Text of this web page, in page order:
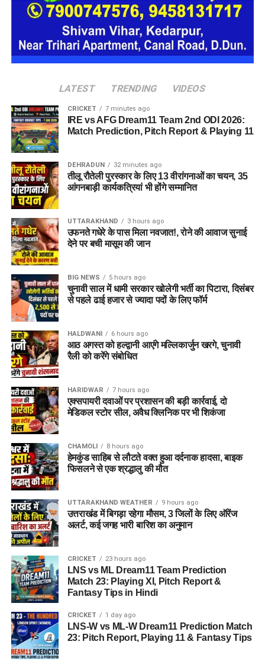
उत्कर्ष स्मॉल फाइनेंस बैंक (Utkarsh Small Finance Bank)
सीएएमपी-108 (CAMP-108)
एनआईटीटी लिमिटेड (NIIT Limited)
मोचिको (Mochiko Shoes)
टीआई मेडिकोज (TI Medicos)
आईजोन (iZone)
Dehradun Rojgar Mela 2026 :
आवेदन और पंजीकरण प्रक्रिया (How
to Register)
भाग लेने के लिए अभ्यर्थियों का पंजीकरण04 अगस्त, 2026से शुरू हो
चुका है। इच्छुक अभ्यर्थी साक्षात्कार में शामिल होने से पहले किसी भी कार्य
दिवस में कार्यालय पहुंचकर अपना पंजीकरण करा सकते हैं।
आवश्यक दस्तावेज (Documents
Required):
बायोडाटा / रिज़्यूमे (Resume)(2-3 प्रतियां)
मूल शैक्षिक प्रमाण पत्रएवं उनकी छायाप्रतियां
(Photocopies)
सेवायोजन कार्यालय का पंजीयन कार्ड
पासपोर्ट साइज फोटो
वैध पहचान पत्र
विभाग ने जिले के सभी योग्य एवं इच्छुक युवाओं से अपील की है कि वे समय
पर अपना पंजीकरण कराकर इस रोजगार अवसर का लाभ उठाएं।
LATEST TRENDING VIDEOS
CRICKET 7 minutes ago
IRE vs AFG Dream11 Team 2nd ODI 2026:
Match Prediction, Pitch Report & Playing 11
DEHRADUN 32 minutes ago
तीलू रौतेली पुरस्कार के लिए 13 वीरांगनाओं का चयन, 35
आंगनबाड़ी कार्यकत्रियां भी होंगे सम्मानित
UTTARAKHAND 3 hours ago
उफनते गधेरे के पास मिला नवजात!, रोने की आवाज सुनाई
देने पर बची मासूम की जान
BIG NEWS 5 hours ago
चुनावी साल में धामी सरकार खोलेगी भर्ती का पिटारा, दिसंबर
से पहले ढाई हजार से ज्यादा पदों के लिए फॉर्म
HALDWANI 6 hours ago
आठ अगस्त को हल्द्वानी आएंगे मल्लिकार्जुन खरगे, चुनावी
रैली को करेंगे संबोधित
HARIDWAR 7 hours ago
एक्सपायरी दवाओं पर प्रशासन की बड़ी कार्रवाई, दो
मेडिकल स्टोर सील, अवैध क्लिनिक पर भी शिकंजा
CHAMOLI 8 hours ago
हेमकुंड साहिब से लौटते वक्त हुआ दर्दनाक हादसा, बाइक
फिसलने से एक श्रद्धालु की मौत
UTTARAKHAND WEATHER 9 hours ago
उत्तराखंड में बिगड़ा रहेगा मौसम, 3 जिलों के लिए ऑरेंज
अलर्ट, कई जगह भारी बारिश का अनुमान
CRICKET 23 hours ago
LNS vs ML Dream11 Team Prediction
Match 23: Playing XI, Pitch Report &
Fantasy Tips in Hindi
CRICKET 1 day ago
LNS-W vs ML-W Dream11 Prediction Match
23: Pitch Report, Playing 11 & Fantasy Tips